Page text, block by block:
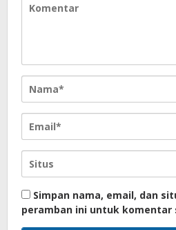
Simpan nama, email, dan
peramban ini untuk komentar